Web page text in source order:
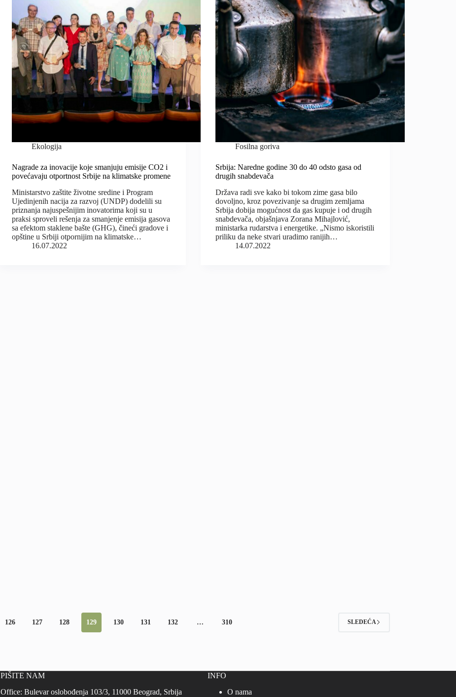
Ekologija
Nagrade za inovacije koje smanjuju emisije CO2 i
povećavaju otportnost Srbije na klimatske promene
Ministarstvo zaštite životne sredine i Program
Ujedinjenih nacija za razvoj (UNDP) dodelili su
priznanja najuspešnijim inovatorima koji su u
praksi sproveli rešenja za smanjenje emisija gasova
sa efektom staklene bašte (GHG), čineći gradove i
opštine u Srbiji otpornijim na klimatske…
16.07.2022
Fosilna goriva
Srbija: Naredne godine 30 do 40 odsto gasa od
drugih snabdevača
Država radi sve kako bi tokom zime gasa bilo
dovoljno, kroz povezivanje sa drugim zemljama
Srbija dobija mogućnost da gas kupuje i od drugih
snabdevača, objašnjava Zorana Mihajlović,
ministarka rudarstva i energetike. „Nismo iskoristili
priliku da neke stvari uradimo ranijih…
14.07.2022
126 127 128 129 130 131 132 … 310 SLEDEĆA
PIŠITE NAM
Office: Bulevar oslobođenja 103/3, 11000 Beograd, Srbija
INFO
O nama